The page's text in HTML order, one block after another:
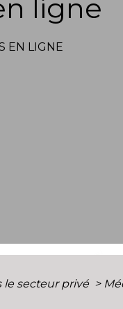
ligne
EN LIGNE
le secteur privé >